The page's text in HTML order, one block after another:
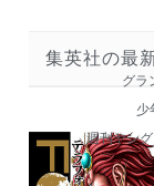
集英社の最
グラ
少
週刊ヤン